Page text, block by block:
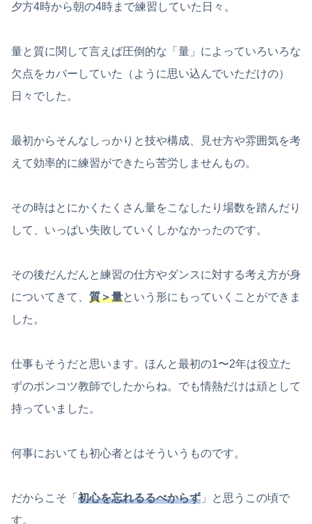
夕方4時から朝の4時まで練習していた日々。
量と質に関して言えば圧倒的な「量」によっていろいろな
欠点をカバーしていた（ように思い込んでいただけの）
日々でした。
最初からそんなしっかりと技や構成、見せ方や雰囲気を考
えて効率的に練習ができたら苦労しませんもの。
その時はとにかくたくさん量をこなしたり場数を踏んだり
して、いっぱい失敗していくしかなかったのです。
その後だんだんと練習の仕方やダンスに対する考え方が身
についてきて、 質＞量という形にもっていくことができま
した。
仕事もそうだと思います。ほんと最初の1〜2年は役立た
ずのポンコツ教師でしたからね。でも情熱だけは頑として
持っていました。
何事においても初心者とはそういうものです。
だからこそ「 初心を忘れるるべからず 」と思うこの頃で
す。